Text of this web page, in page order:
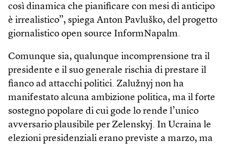
così dinamica che pianificare con mesi di anticipo
è irrealistico”, spiega Anton Pavluško, del progetto
giornalistico open source InformNapalm.
Comunque sia, qualunque incomprensione tra il
presidente e il suo generale rischia di prestare il
fianco ad attacchi politici. Zalužnyj non ha
manifestato alcuna ambizione politica, ma il forte
sostegno popolare di cui gode lo rende l’unico
avversario plausibile per Zelenskyj. In Ucraina le
elezioni presidenziali erano previste a marzo, ma